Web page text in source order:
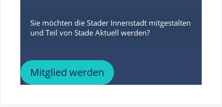
Sie möchten die Stader Innenstadt mitgestalten
Mitglied werden